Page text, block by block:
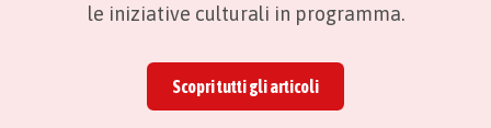
le iniziative culturali in programma.
Scopri tutti gli articoli